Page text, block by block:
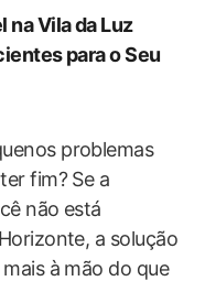
na Vila da Luz
para o Seu
problemas
fim? Se a
não está
a solução
à mão do que